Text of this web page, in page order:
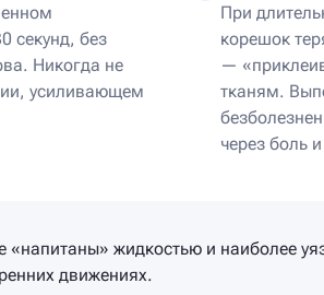
секунд, без
Никогда не
усиливающем
При
корешок
—
тканям.
через боль
«напитаны» жидкостью и наиболее
движениях.